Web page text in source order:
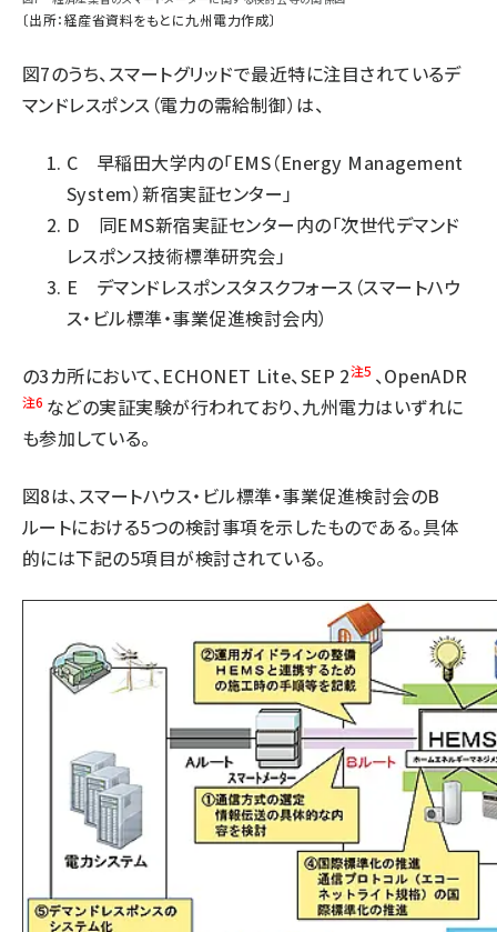
〔出所：経産省資料をもとに九州電力作成〕
図7のうち、スマートグリッドで最近特に注目されているデ
マンドレスポンス（電力の需給制御）は、
C 早稲田大学内の「EMS（Energy Management
System）新宿実証センター」
D 同EMS新宿実証センター内の「次世代デマンド
レスポンス技術標準研究会」
E デマンドレスポンスタスクフォース（スマートハウ
ス・ビル標準・事業促進検討会内）
の3カ所において、ECHONET Lite、SEP 2注5 、OpenADR
注6 などの実証実験が行われており、九州電力はいずれに
も参加している。
図8は、スマートハウス・ビル標準・事業促進検討会のB
ルートにおける5つの検討事項を示したものである。具体
的には下記の5項目が検討されている。